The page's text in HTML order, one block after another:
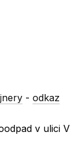
-odkaz
v ulici V